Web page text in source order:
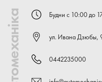
Автомеханіка Будни с 10:00 до
ул. Ивана Дзюбы,
0442235000